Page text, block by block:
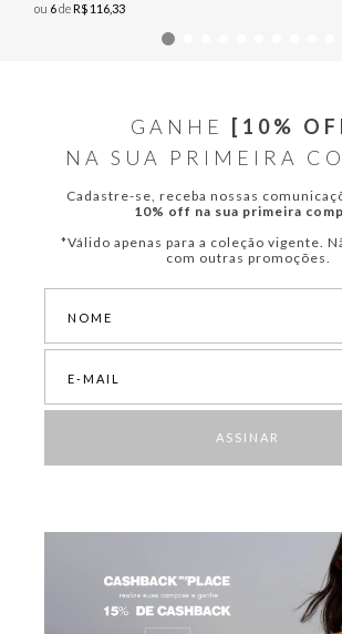
ou 6deR$ 11633
GANHE
[10%
NA SUA PRIMEIRA
Cadastre-se, receba nossas
10% off na sua primeira
*Válido apenas para a coleção vigente.
com outras promoções.
ASSINAR